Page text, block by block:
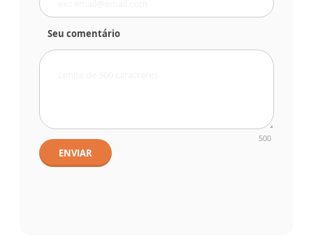
Seu comentário
500
ENVIAR